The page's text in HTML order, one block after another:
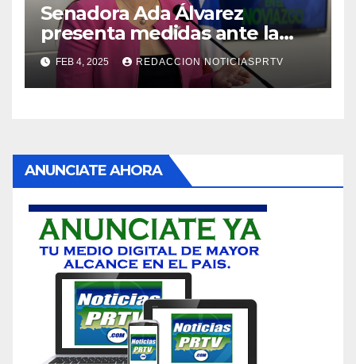
Senadora Ada Álvarez
presenta medidas ante la
violencia en el noviazgo
FEB 4, 2025 REDACCION NOTICIASPRTV
ANUNCIATE AHORA